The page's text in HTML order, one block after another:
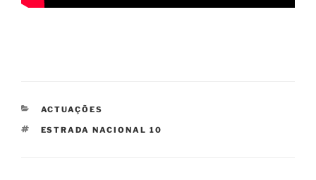
CATEGORIAS
ACTUAÇÕES
ETIQUETAS
ESTRADA NACIONAL 10